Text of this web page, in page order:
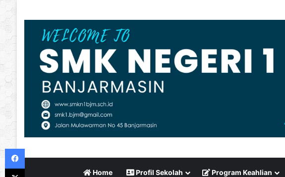
Home Profil Sekolah Program Keahlian
Facebook
X